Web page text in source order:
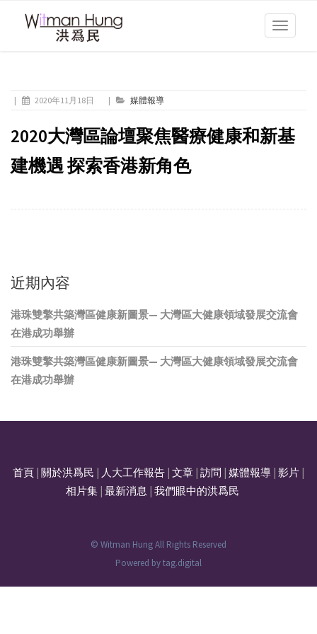
Toggle
| 2020年11月18日 | 媒體報導
2020大灣區論壇聚焦醫療健康和新基
建機遇 探索香港新角色
近期內容
港珠雙擎共築灣區健康新圖景— 大灣區大健康領域發展交流會
在港成功舉辦
港珠雙擎共築灣區健康新圖景— 大灣區大健康領域發展交流會
在港成功舉辦
首頁 關於洪爲民 人大工作報告 文章 訪問 媒體報導 影片
相片集| 最新消息 我們眼中的洪爲民
© Witman Hung All Rights Reserved
Powered bytag.digital